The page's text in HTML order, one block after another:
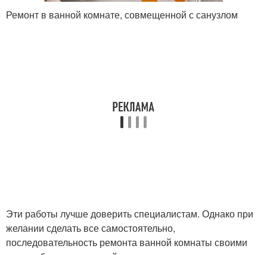
Ремонт в ванной комнате, совмещенной с санузлом
Эти работы лучше доверить специалистам. Однако при
желании сделать все самостоятельно,
последовательность ремонта ванной комнаты своими